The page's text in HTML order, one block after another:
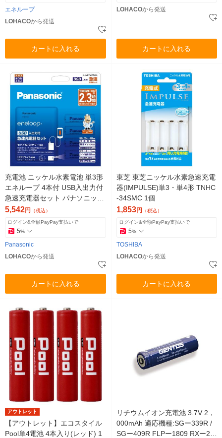
エネループ
LOHACOから発送
カートに入れる
LOHACOから発送
カートに入れる
充電池 ニッケル水素電池 単3形
エネループ 4本付 USB入出力付
急速充電器セット パナソニック
K-KJ87MCD40L 1台
5,542円 （税込）
ログイン&全額PayPay支払いで
5%
Panasonic
LOHACOから発送
カートに入れる
東芝 東芝ニッケル水素急速充電
器(IMPULSE)単3・単4形 TNHC
-34SMC 1個
1,853円 （税込）
ログイン&全額PayPay支払いで
5%
TOSHIBA
LOHACOから発送
カートに入れる
アウトレット
【アウトレット】エコスタイル
Pool単4電池 4本入り(レッド) 1
リチウムイオン充電池 3.7V 2，
000mAh 適応機種:SGー339R /
SGー409R FLPー1809 RXー28